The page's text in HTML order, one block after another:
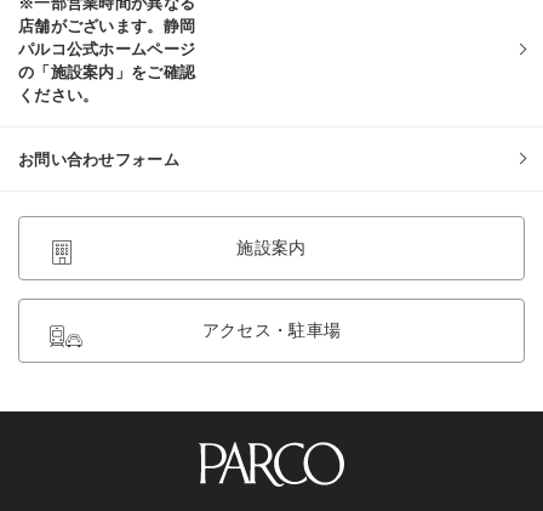
店舗がございます。静岡
パルコ公式ホームページ
の「施設案内」をご確認
ください。
お問い合わせフォーム
施設案内
アクセス・駐車場